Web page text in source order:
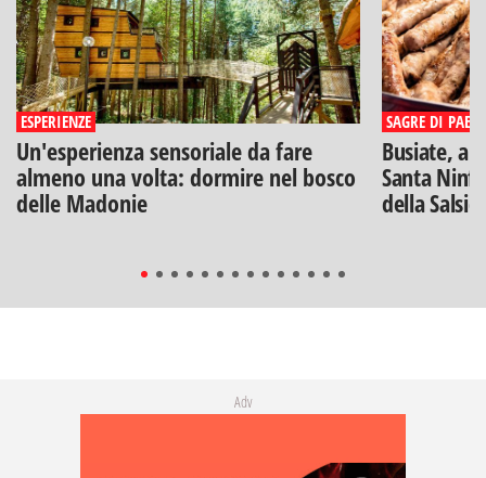
ESPERIENZE
Un'esperienza sensoriale da fare
almeno una volta: dormire nel bosco
delle Madonie
SAGRE DI PAESE
Busiate,
Santa
della
Adv